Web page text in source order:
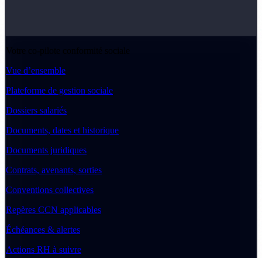
Votre co-pilote conformité sociale
Vue d’ensemble
Plateforme de gestion sociale
Dossiers salariés
Documents, dates et historique
Documents juridiques
Contrats, avenants, sorties
Conventions collectives
Repères CCN applicables
Échéances & alertes
Actions RH à suivre